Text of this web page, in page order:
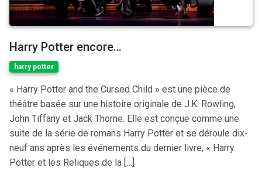
Harry Potter encore…
harry potter
« Harry Potter and the Cursed Child » est une pièce de
théâtre basée sur une histoire originale de J.K. Rowling,
John Tiffany et Jack Thorne. Elle est conçue comme une
suite de la série de romans Harry Potter et se déroule dix-
neuf ans après les événements du dernier livre, « Harry
Potter et les Reliques de la […]